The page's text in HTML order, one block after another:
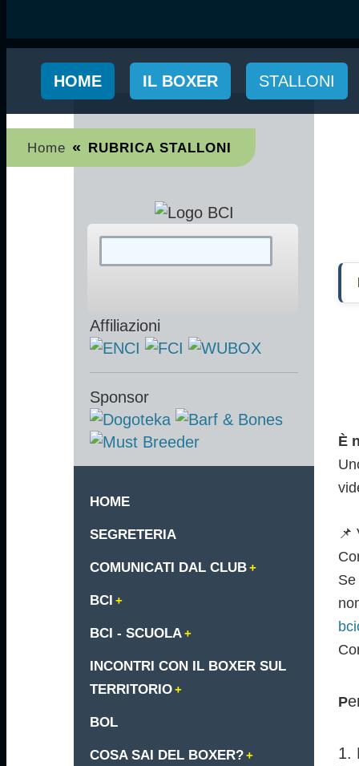
HOME IL BOXER STALLONI
Home « RUBRICA STALLONI
È
📌
P
1.
Affiliazioni
Sponsor
HOME
SEGRETERIA
COMUNICATI DAL CLUB
BCI
BCI - SCUOLA
INCONTRI CON IL BOXER SUL
TERRITORIO
BOL
COSA SAI DEL BOXER?